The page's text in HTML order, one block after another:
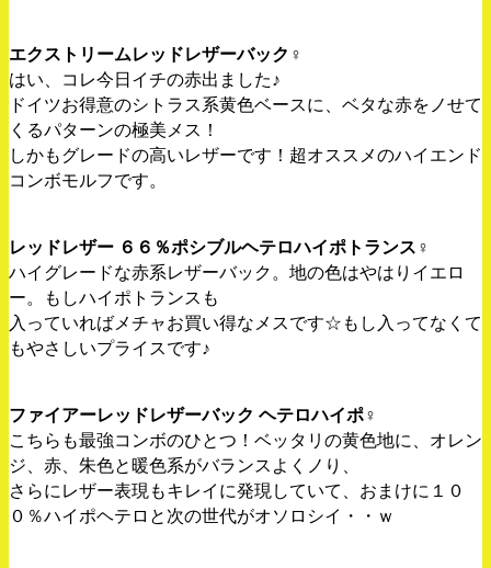
エクストリームレッドレザーバック♀
はい、コレ今日イチの赤出ました♪
ドイツお得意のシトラス系黄色ベースに、ベタな赤をノせて
くるパターンの極美メス！
しかもグレードの高いレザーです！超オススメのハイエンド
コンボモルフです。
レッドレザー ６６％ポシブルヘテロハイポトランス♀
ハイグレードな赤系レザーバック。地の色はやはりイエロ
ー。もしハイポトランスも
入っていればメチャお買い得なメスです☆もし入ってなくて
もやさしいプライスです♪
ファイアーレッドレザーバック ヘテロハイポ♀
こちらも最強コンボのひとつ！ベッタリの黄色地に、オレン
ジ、赤、朱色と暖色系がバランスよくノり、
さらにレザー表現もキレイに発現していて、おまけに１０
０％ハイポヘテロと次の世代がオソロシイ・・ｗ